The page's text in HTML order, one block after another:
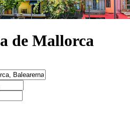
de Mallorca